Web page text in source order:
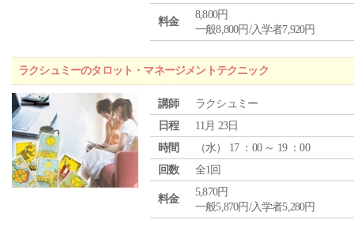
料金
8,800円
一般8,800円/入学者7,920円
ラクシュミーのタロット・マネージメントテクニック
講師
ラクシュミー
日程
11月 23日
時間
（水） 17 ：00 ～ 19 ：00
回数
全1回
料金
5,870円
一般5,870円/入学者5,280円